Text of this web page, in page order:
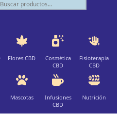
Flores CBD
Cosmética
CBD
Fisioterapia
CBD
Mascotas
Infusiones
CBD
Nutrición